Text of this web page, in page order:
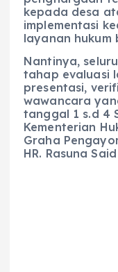
kepada desa
implementasi
layanan hukum
Nantinya,
tahap evaluasi
presentasi,
wawancara
tanggal 1 s.d 4
Kementerian
Graha
HR. Rasuna